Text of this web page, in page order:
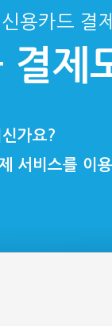
결제
용카드 결
가요?
서비스를 이